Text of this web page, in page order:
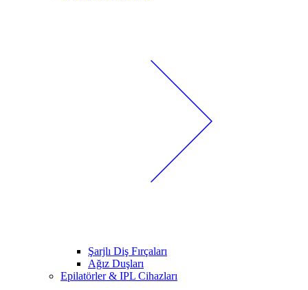
Şarjlı Diş Fırçaları
Ağız Duşları
Epilatörler & IPL Cihazları